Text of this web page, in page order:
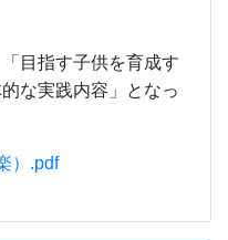
目指す子供を育成す
な実践内容」となっ
）.pdf